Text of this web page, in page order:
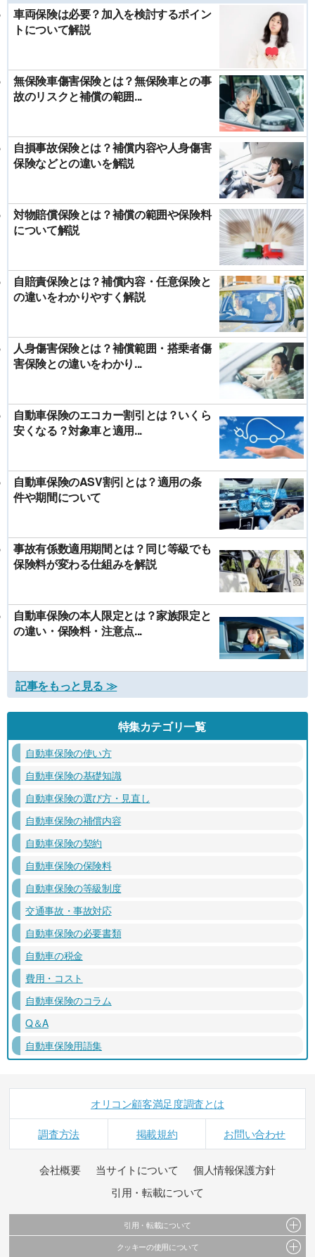
車両保険は必要？加入を検討するポイン
トについて解説
無保険車傷害保険とは？無保険車との事
故のリスクと補償の範囲...
自損事故保険とは？補償内容や人身傷害
保険などとの違いを解説
対物賠償保険とは？補償の範囲や保険料
について解説
自賠責保険とは？補償内容・任意保険と
の違いをわかりやすく解説
人身傷害保険とは？補償範囲・搭乗者傷
害保険との違いをわかり...
自動車保険のエコカー割引とは？いくら
安くなる？対象車と適用...
自動車保険のASV割引とは？適用の条
件や期間について
事故有係数適用期間とは？同じ等級でも
保険料が変わる仕組みを解説
自動車保険の本人限定とは？家族限定と
の違い・保険料・注意点...
記事をもっと見る ≫
特集カテゴリ一覧
自動車保険の使い方
自動車保険の基礎知識
自動車保険の選び方・見直し
自動車保険の補償内容
自動車保険の契約
自動車保険の保険料
自動車保険の等級制度
交通事故・事故対応
自動車保険の必要書類
自動車の税金
費用・コスト
自動車保険のコラム
Q＆A
自動車保険用語集
オリコン顧客満足度調査とは
調査方法 掲載規約 お問い合わせ
会社概要 当サイトについて
個人情報保護方針
引用・転載について
引用・転載について
当サイトで公開されている情報（文字、写真、イラスト、画像データ等）及びこれらの配
クッキーの使用について